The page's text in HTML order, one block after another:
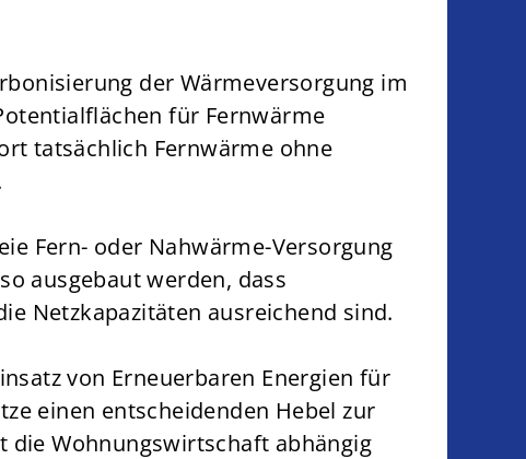
der Wärmeversorgung im
für Fernwärme
tatsächlich Fernwärme ohne
Fern- oder Nahwärme-Versorgung
ausgebaut werden, dass
Netzkapazitäten ausreichend sind.
von Erneuerbaren Energien für
einen entscheidenden Hebel zur
die Wohnungswirtschaft abhängig